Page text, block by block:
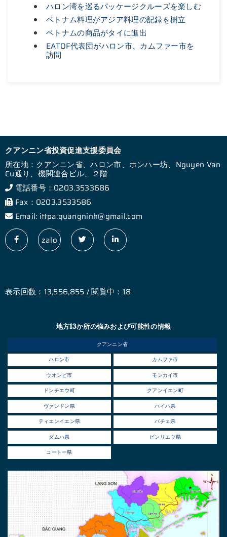
ハロン湾を巡るパッケージクルーズを楽しむ
ベトナム料理がアジア料理の記録を樹立
ベトナムの商品がタイに進出
EATOF代表団がハロン市、カムファー市を
訪問
クアンニン省投資促進支援委員会
所在地：クアンニン省、ハロン市、ホンハー坊、Nguyen Van
Cu通り、機関連合ビル、２階
電話番号：0203.3533686
Fax：0203.3533586
Email: ittpa.quangninh@gmail.com
zalo
表示回数：13,556,855 / 閲覧中：18
地方13か所の強みおよび可能性の情報
クアンニン省
ハロン市 カムファ市
ウオンビ市 モンカイ市
ドンチエウ町 クアンイエン町
ヴァンドン県 ハイハ県
ティエンイエン県 バチェ県
ダムハ県 ビンリエウ県
コートー県